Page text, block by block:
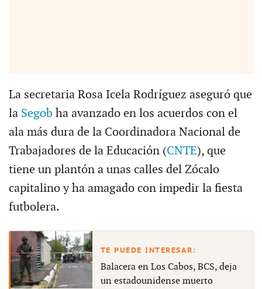
La secretaria Rosa Icela Rodríguez aseguró que
la Segob ha avanzado en los acuerdos con el
ala más dura de la Coordinadora Nacional de
Trabajadores de la Educación (CNTE), que
tiene un plantón a unas calles del Zócalo
capitalino y ha amagado con impedir la fiesta
futbolera.
Balacera en Los Cabos, BCS, deja
un estadounidense muerto